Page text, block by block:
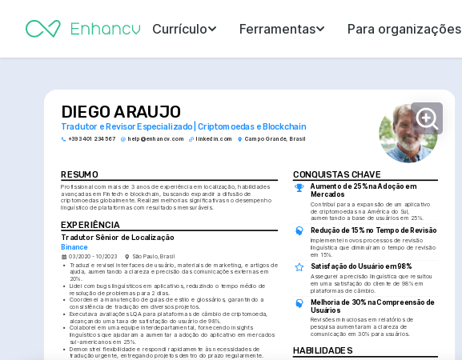
Currículo Ferramentas Para organizações
DIEGO ARAUJO
Tradutor e Revisor Especializado | Criptomoedas e Blockchain
+393 401 234 567 help@enhancv.com linkedin.com Campo Grande, Brasil
RESUMO
Profissional com mais de 3 anos de experiência em localização, habilidades
avançadas em Fintech e blockchain, buscando expandir a difusão de
criptomoedas globalmente. Realizei melhorias significativas no desempenho
linguístico de plataformas com resultados mensuráveis.
EXPERIÊNCIA
Tradutor Sênior de Localização
Binance
03/2020 - 10/2023 São Paulo, Brasil
•
Traduzi e revisei interfaces de usuário, materiais de marketing, e artigos de
ajuda, aumentando a clareza e precisão das comunicações externas em
20%.
•
Lidei com bugs linguísticos em aplicativos, reduzindo o tempo médio de
resolução de problemas para 2 dias.
•
Coordenei a manutenção de guias de estilo e glossários, garantindo a
consistência de tradução em diversos projetos.
•
Executava avaliações LQA para plataformas de câmbio de criptomoeda,
alcançando uma taxa de satisfação do usuário de 98%.
•
Colaborei em uma equipe interdepartamental, fornecendo insights
linguísticos que ajudaram a aumentar a adoção do aplicativo em mercados
sul-americanos em 25%.
•
Demonstrei flexibilidade e respondi rapidamente às necessidades de
tradução urgente, entregando projetos dentro do prazo regularmente.
CONQUISTAS CHAVE
Aumento de 25% na Adoção em
Mercados
Contribuí para a expansão de um aplicativo
de criptomoedas na América do Sul,
aumentando a base de usuários em 25%.
Redução de 15% no Tempo de Revisão
Implementei novos processos de revisão
linguística que diminuíram o tempo de revisão
em 15%.
Satisfação do Usuário em 98%
Assegurei a precisão linguística que resultou
em uma satisfação do cliente de 98% em
plataformas de câmbio.
Melhoria de 30% na Compreensão de
Usuários
Revisões minuciosas em relatórios de
pesquisa aumentaram a clareza de
comunicação em 30% para usuários.
HABILIDADES